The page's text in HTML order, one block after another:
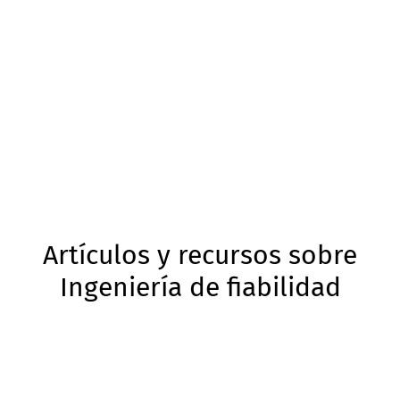
Artículos y recursos sobre
Ingeniería de fiabilidad